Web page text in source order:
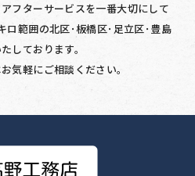
フターサービスを一番大切にして
ロ範囲の北区･板橋区･足立区･豊島
しております。
気軽にご相談ください。